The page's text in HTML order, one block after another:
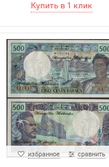
избранное сравнить